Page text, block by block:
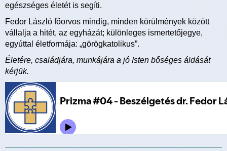
egészséges életét is segíti.
Fedor László főorvos mindig, minden körülmények között
vállalja a hitét, az egyházát; különleges ismertetőjegye,
egyúttal életformája: „görögkatolikus”.
Életére, családjára, munkájára a jó Isten bőséges áldását
kérjük.